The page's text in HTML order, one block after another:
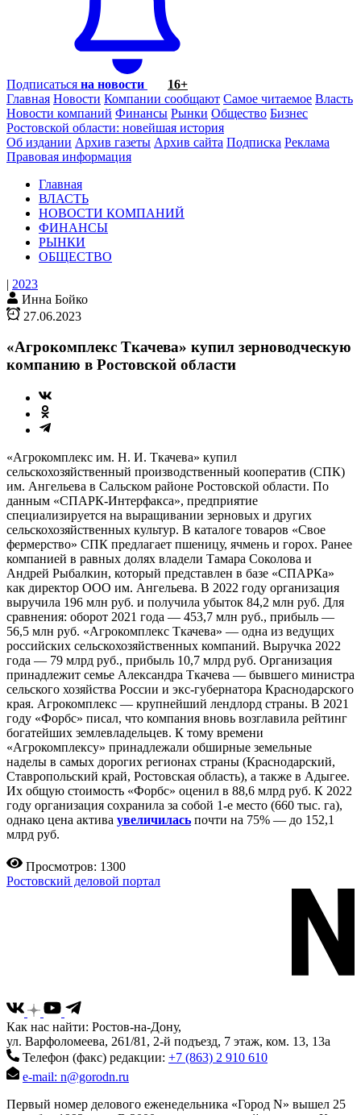
Подписаться на новости
16+
Главная Новости Компании сообщают Самое читаемое Власть
Новости компаний Финансы Рынки Общество Бизнес
Ростовской области: новейшая история
Об издании Архив газеты Архив сайта Подписка Реклама
Правовая информация
Главная
ВЛАСТЬ
НОВОСТИ КОМПАНИЙ
ФИНАНСЫ
РЫНКИ
ОБЩЕСТВО
| 2023
Инна Бойко
27.06.2023
«Агрокомплекс Ткачева» купил зерноводческую
компанию в Ростовской области
«Агрокомплекс им. Н. И. Ткачева» купил
сельскохозяйственный производственный кооператив (СПК)
им. Ангельева в Сальском районе Ростовской области. По
данным «СПАРК-Интерфакса», предприятие
специализируется на выращивании зерновых и других
сельскохозяйственных культур. В каталоге товаров «Свое
фермерство» СПК предлагает пшеницу, ячмень и горох. Ранее
компанией в равных долях владели Тамара Соколова и
Андрей Рыбалкин, который представлен в базе «СПАРКа»
как директор ООО им. Ангельева. В 2022 году организация
выручила 196 млн руб. и получила убыток 84,2 млн руб. Для
сравнения: оборот 2021 года — 453,7 млн руб., прибыль —
56,5 млн руб. «Агрокомплекс Ткачева» — одна из ведущих
российских сельскохозяйственных компаний. Выручка 2022
года — 79 млрд руб., прибыль 10,7 млрд руб. Организация
принадлежит семье Александра Ткачева — бывшего министра
сельского хозяйства России и экс-губернатора Краснодарского
края. Агрокомплекс — крупнейший лендлорд страны. В 2021
году «Форбс» писал, что компания вновь возглавила рейтинг
богатейших землевладельцев. К тому времени
«Агрокомплексу» принадлежали обширные земельные
наделы в самых дорогих регионах страны (Краснодарский,
Ставропольский край, Ростовская область), а также в Адыгее.
Их общую стоимость «Форбс» оценил в 88,6 млрд руб. К 2022
году организация сохранила за собой 1-е место (660 тыс. га),
однако цена актива увеличилась почти на 75% — до 152,1
млрд руб.
Просмотров: 1300
Ростовский деловой портал
Как нас найти: Ростов-на-Дону,
ул. Варфоломеева, 261/81, 2-й подъезд, 7 этаж, ком. 13, 13а
Телефон (факс) редакции: +7 (863) 2 910 610
e-mail: n@gorodn.ru
Первый номер делового еженедельника «Город N» вышел 25